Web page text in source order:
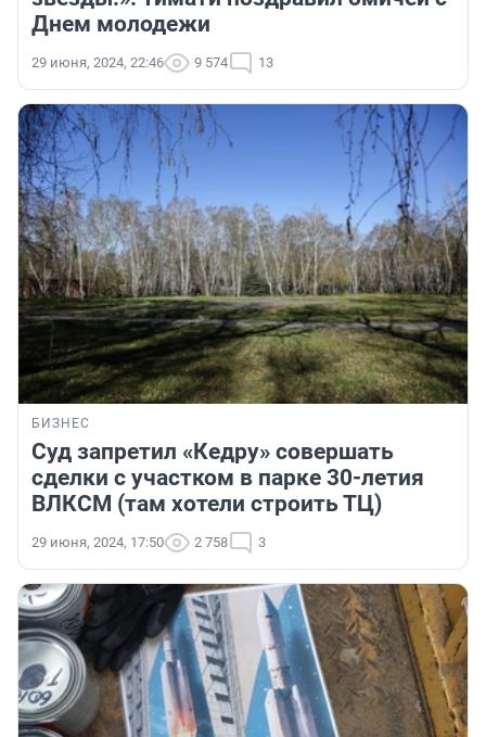
Днем молодежи
29 июня, 2024, 22:46 9 574 13
БИЗНЕС
Суд запретил «Кедру» совершать
сделки с участком в парке 30-летия
ВЛКСМ (там хотели строить ТЦ)
29 июня, 2024, 17:50 2 758 3